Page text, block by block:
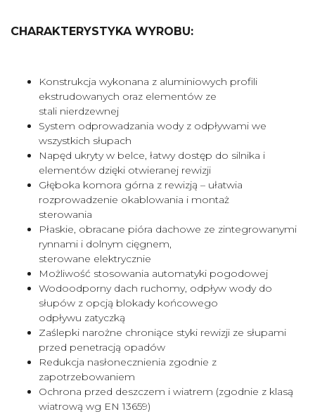
CHARAKTERYSTYKA WYROBU:
Konstrukcja wykonana z aluminiowych profili
ekstrudowanych oraz elementów ze
stali nierdzewnej
System odprowadzania wody z odpływami we
wszystkich słupach
Napęd ukryty w belce, łatwy dostęp do silnika i
elementów dzięki otwieranej rewizji
Głęboka komora górna z rewizją – ułatwia
rozprowadzenie okablowania i montaż
sterowania
Płaskie, obracane pióra dachowe ze zintegrowanymi
rynnami i dolnym cięgnem,
sterowane elektrycznie
Możliwość stosowania automatyki pogodowej
Wodoodporny dach ruchomy, odpływ wody do
słupów z opcją blokady końcowego
odpływu zatyczką
Zaślepki narożne chroniące styki rewizji ze słupami
przed penetracją opadów
Redukcja nasłonecznienia zgodnie z
zapotrzebowaniem
Ochrona przed deszczem i wiatrem (zgodnie z klasą
wiatrową wg EN 13659)